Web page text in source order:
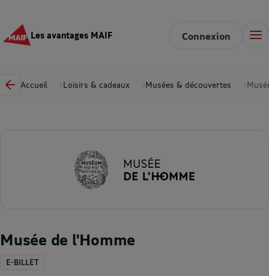
Les avantages MAIF Connexion
Accueil Loisirs & cadeaux Musées & découvertes
Musée de l'Homme
E-BILLET